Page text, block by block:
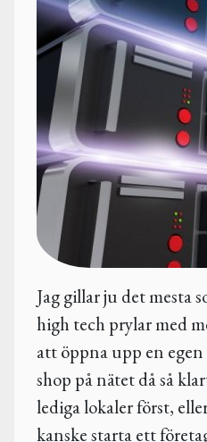
Jag gillar ju det mesta
high tech prylar med
att öppna upp en
shop på nätet då så
lediga lokaler först,
kanske starta ett